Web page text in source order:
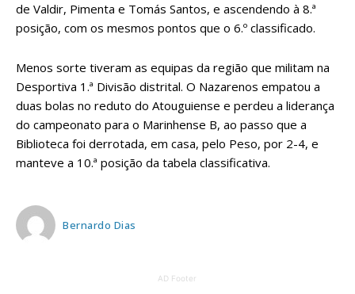
de Valdir, Pimenta e Tomás Santos, e ascendendo à 8.ª
posição, com os mesmos pontos que o 6.º classificado.
Menos sorte tiveram as equipas da região que militam na
Desportiva 1.ª Divisão distrital. O Nazarenos empatou a
duas bolas no reduto do Atouguiense e perdeu a liderança
do campeonato para o Marinhense B, ao passo que a
Biblioteca foi derrotada, em casa, pelo Peso, por 2-4, e
manteve a 10.ª posição da tabela classificativa.
Bernardo Dias
AD Footer